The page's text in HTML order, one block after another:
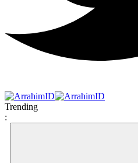
Trending
: